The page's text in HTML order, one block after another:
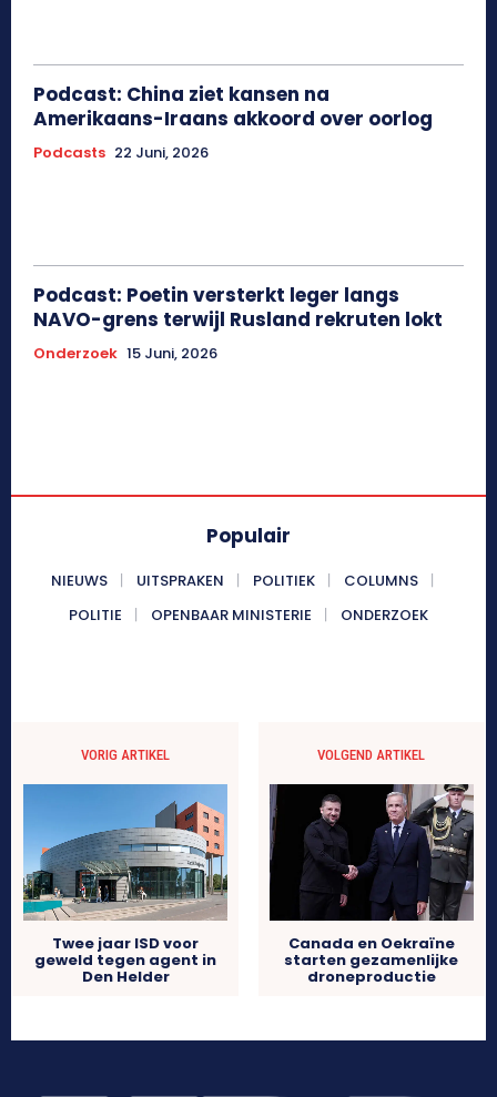
Podcast: China ziet kansen na
Amerikaans-Iraans akkoord over oorlog
Podcasts 22 Juni, 2026
Podcast: Poetin versterkt leger langs
NAVO-grens terwijl Rusland rekruten lokt
Onderzoek 15 Juni, 2026
Populair
NIEUWS UITSPRAKEN POLITIEK
COLUMNS
POLITIE
OPENBAAR MINISTERIE ONDERZOEK
VORIG ARTIKEL
Twee jaar ISD voor
geweld tegen agent in
Den Helder
VOLGEND ARTIKEL
Canada en Oekraïne
starten gezamenlijke
droneproductie